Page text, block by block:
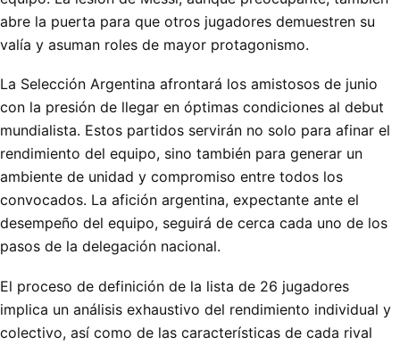
abre la puerta para que otros jugadores demuestren su
valía y asuman roles de mayor protagonismo.
La Selección Argentina afrontará los amistosos de junio
con la presión de llegar en óptimas condiciones al debut
mundialista. Estos partidos servirán no solo para afinar el
rendimiento del equipo, sino también para generar un
ambiente de unidad y compromiso entre todos los
convocados. La afición argentina, expectante ante el
desempeño del equipo, seguirá de cerca cada uno de los
pasos de la delegación nacional.
El proceso de definición de la lista de 26 jugadores
implica un análisis exhaustivo del rendimiento individual y
colectivo, así como de las características de cada rival